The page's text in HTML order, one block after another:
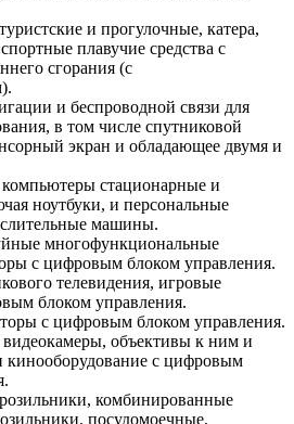
и прогулочные, катера,
плавучие средства с
сгорания (с
и беспроводной связи для
в том числе спутниковой
экран и обладающее двумя и
стационарные и
ноутбуки, и персональные
машины.
многофункциональные
с цифровым блоком управления.
телевидения, игровые
блоком управления.
с цифровым блоком управления.
объективы к ним и
кинооборудование с цифровым
комбинированные
посудомоечные,